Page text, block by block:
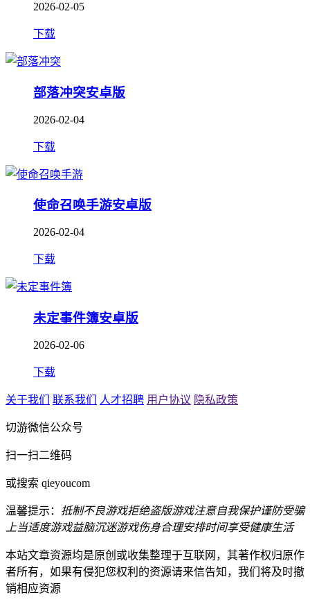
2026-02-05
下载
部落冲突安卓版
2026-02-04
下载
使命召唤手游安卓版
2026-02-04
下载
未定事件簿安卓版
2026-02-06
下载
关于我们 联系我们 人才招聘 用户协议 隐私政策
切游微信公众号
扫一扫二维码
或搜索 qieyoucom
温馨提示： 抵制不良游戏拒绝盗版游戏注意自我保护谨防受骗
上当适度游戏益脑沉迷游戏伤身合理安排时间享受健康生活
本站文章资源均是原创或收集整理于互联网，其著作权归原作
者所有，如果有侵犯您权利的资源请来信告知，我们将及时撤
销相应资源